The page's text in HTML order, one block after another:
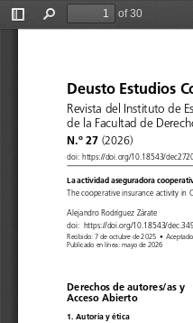
Toggle
Find
of 30
Deusto Estudios
Revista del Instituto de
de la Facultad de
N.º 27 (2026)
doi: https://doi.org/10.18543/
La actividad aseguradora
The cooperative insurance activity in
Alejandro Rodríguez Zárate
doi: https://doi.org/10.18543/
Recibido: 7 de octubre de 2025 •
Publicado en línea: mayo de 2026
Derechos de autores/as y
Acceso Abierto
1. Autoría y ética